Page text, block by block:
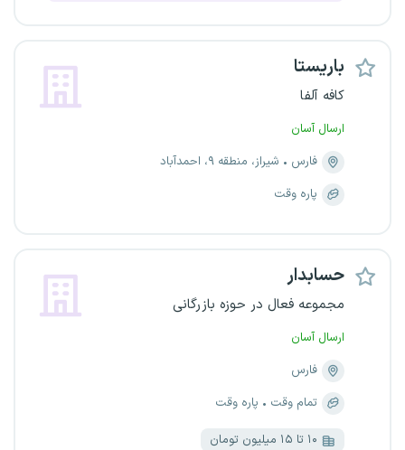
باریستا
کافه آلفا
ارسال آسان
فارس
شیراز، منطقه ۹، احمدآباد
پاره وقت
حسابدار
مجموعه فعال در حوزه بازرگانی
ارسال آسان
فارس
تمام وقت
پاره وقت
۱۰ تا ۱۵ میلیون تومان